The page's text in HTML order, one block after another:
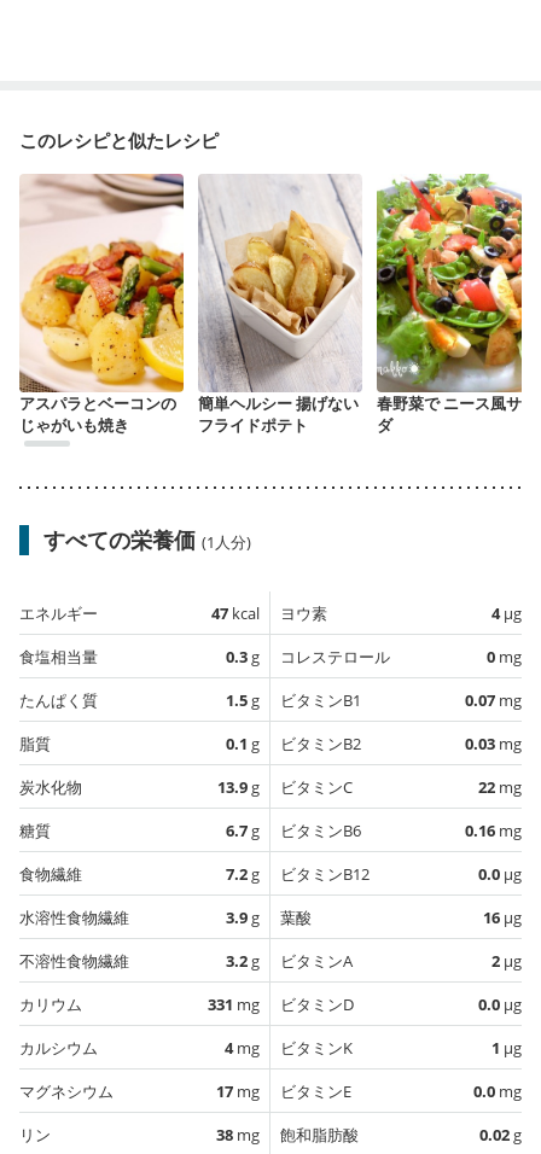
このレシピと似たレシピ
アスパラとベーコンの
じゃがいも焼き
簡単ヘルシー 揚げない
フライドポテト
春野菜で ニース風サラ
ダ
すべての栄養価 (1人分)
エネルギー 47 kcal
食塩相当量
0.3g
たんぱく質
1.5g
脂質
0.1 g
炭水化物
13.9g
糖質
6.7g
食物繊維
7.2g
水溶性食物繊維
3.9g
不溶性食物繊維
3.2g
カリウム
331 mg
カルシウム
4mg
マグネシウム
17 mg
リン
38 mg
ヨウ素 4µg
コレステロール
0 mg
ビタミンB1
0.07 mg
ビタミンB2
0.03 mg
ビタミンC
22 mg
ビタミンB6
0.16 mg
ビタミンB12
0.0 µg
葉酸
16 µg
ビタミンA
2 µg
ビタミンD
0.0 µg
ビタミンK
1 µg
ビタミンE
0.0 mg
飽和脂肪酸
0.02g